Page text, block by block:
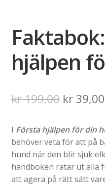
hjälpen
kr199,00 Det
priset
var:
kr
kr39,00
I Första hjälpen för din
behöver veta för att på
hund när den blir sjuk
handboken rätar ut alla
att agera på rätt sätt